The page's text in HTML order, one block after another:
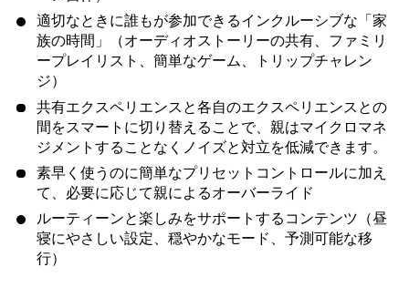
適切なときに誰もが参加できるインクルーシブな「家
族の時間」（オーディオストーリーの共有、ファミリ
ープレイリスト、簡単なゲーム、トリップチャレン
ジ）
共有エクスペリエンスと各自のエクスペリエンスとの
間をスマートに切り替えることで、親はマイクロマネ
ジメントすることなくノイズと対立を低減できます。
素早く使うのに簡単なプリセットコントロールに加え
て、必要に応じて親によるオーバーライド
ルーティーンと楽しみをサポートするコンテンツ（昼
寝にやさしい設定、穏やかなモード、予測可能な移
行）